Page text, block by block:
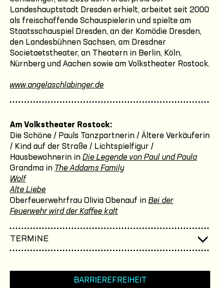
Landeshauptstadt Dresden erhielt, arbeitet seit 2000
als freischaffende Schauspielerin und spielte am
Staatsschauspiel Dresden, an der Komödie Dresden,
den Landesbühnen Sachsen, am Dresdner
Societaetstheater, an Theatern in Berlin, Köln,
Nürnberg und Aachen sowie am Volkstheater Rostock.
www.angelaschlabinger.de
Am Volkstheater Rostock:
Die Schöne / Pauls Tanzpartnerin / Ältere Verkäuferin
/ Kind auf der Straße / Lichtspielfigur /
Hausbewohnerin in Die Legende von Paul und Paula
Grandma in The Addams Family
Wolf
Alte Liebe
Oberfeuerwehrfrau Olivia Obenauf in Bei der
Feuerwehr wird der Kaffee kalt
TERMINE
BARRIEREFREIHEIT